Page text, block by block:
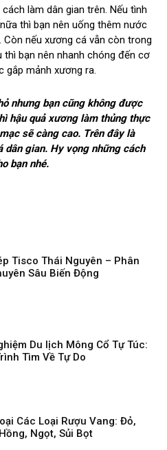
làm dân gian trên. Nếu tình
thì bạn nên uống thêm nước
Còn nếu xương cá vẫn còn trong
bạn nên nhanh chóng đến cơ
gắp mảnh xương ra.
nhưng bạn cũng không được
hậu quả xương làm thủng thực
sẽ càng cao. Trên đây là
dân gian. Hy vọng những cách
bạn nhé.
Tisco Thái Nguyên – Phân
Sâu Biến Động
Du lịch Mông Cổ Tự Túc:
Tìm Về Tự Do
Các Loại Rượu Vang: Đỏ,
Ngọt, Sủi Bọt